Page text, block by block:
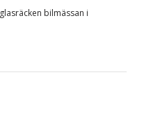
glasräcken bilmässan i